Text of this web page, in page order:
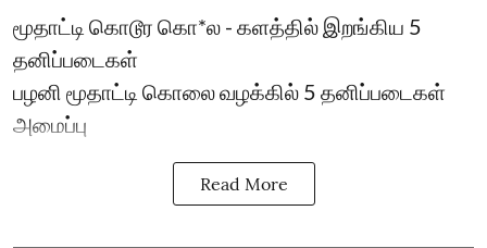
மூதாட்டி கொடூர கொ*ல - களத்தில் இறங்கிய 5
தனிப்படைகள்
பழனி மூதாட்டி கொலை வழக்கில் 5 தனிப்படைகள்
அமைப்பு
Read More